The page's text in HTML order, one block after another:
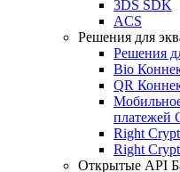
3DS SDK
ACS
Решения для
Решения
Bio
QR
платежей
Right
Right
Открытые API